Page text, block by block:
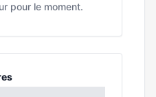
pour le moment.